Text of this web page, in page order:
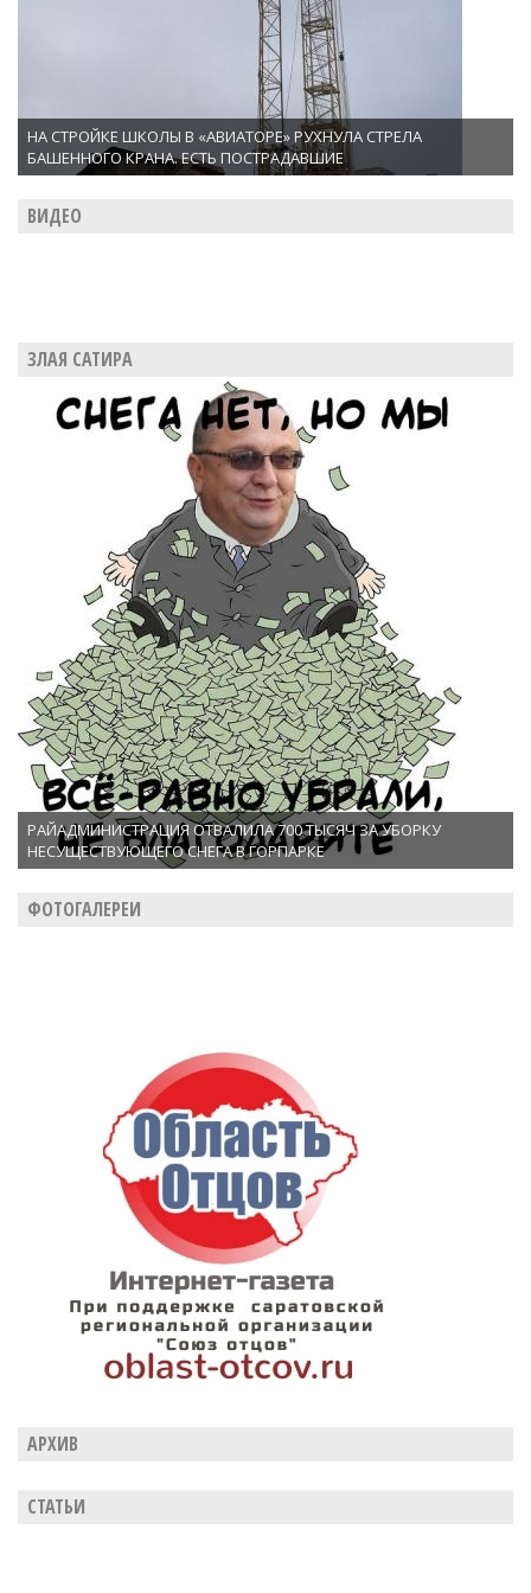
НА СТРОЙКЕ ШКОЛЫ В «АВИАТОРЕ» РУХНУЛА СТРЕЛА
БАШЕННОГО КРАНА. ЕСТЬ ПОСТРАДАВШИЕ
ВИДЕО
ЗЛАЯ САТИРА
РАЙАДМИНИСТРАЦИЯ ОТВАЛИЛА 700 ТЫСЯЧ ЗА УБОРКУ
НЕСУЩЕСТВУЮЩЕГО СНЕГА В ГОРПАРКЕ
ФОТОГАЛЕРЕИ
АРХИВ
СТАТЬИ